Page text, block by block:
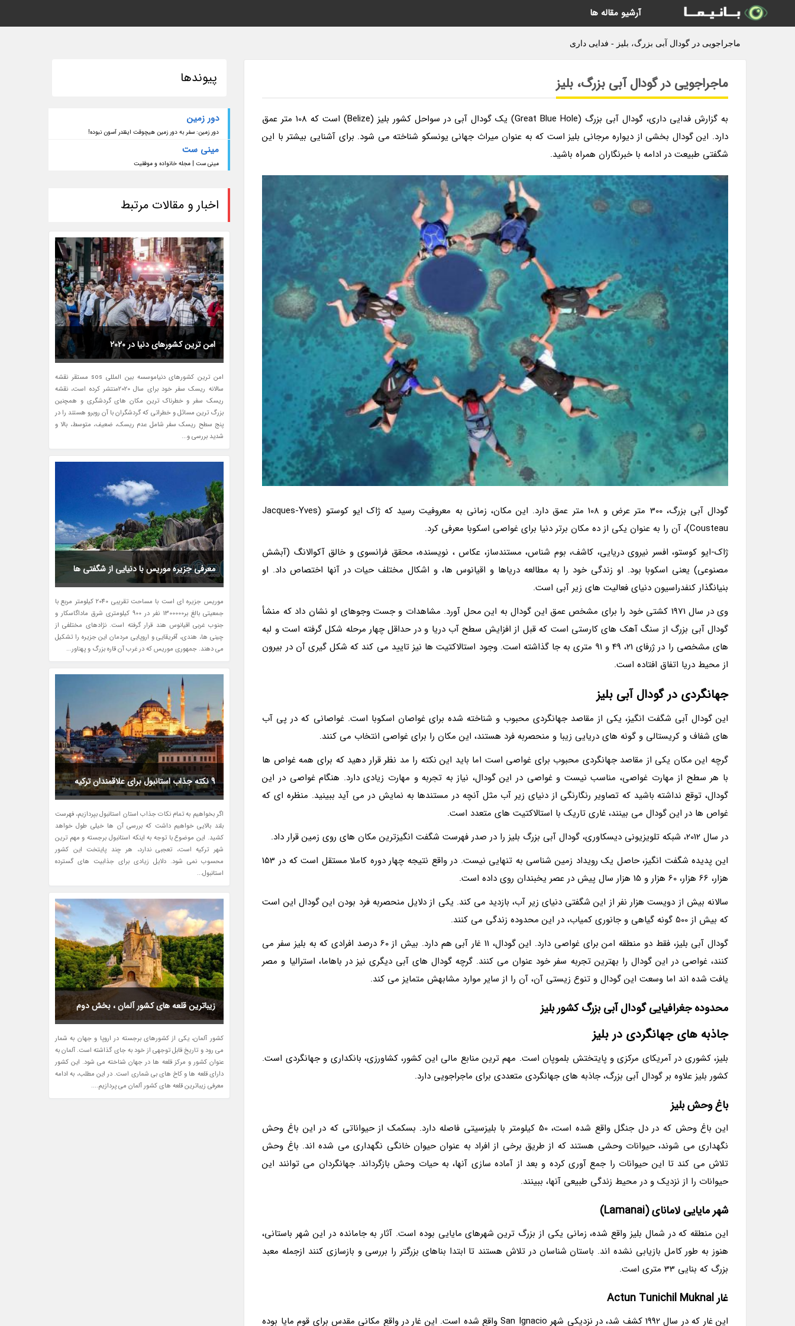
ماجراجویی در گودال آبی بزرگ، بلیز - فدایی داری
ماجراجویی در گودال آبی بزرگ، بلیز
به گزارش فدایی داری، گودال آبی بزرگ (Great Blue Hole) یک گودال آبی در سواحل کشور بلیز (Belize) است که 108 متر عمق
دارد. این گودال بخشی از دیواره مرجانی بلیز است که به عنوان میراث جهانی یونسکو شناخته می شود. برای آشنایی بیشتر با این
شگفتی طبیعت در ادامه با خبرنگاران همراه باشید.
گودال آبی بزرگ، 300 متر عرض و 108 متر عمق دارد. این مکان، زمانی به معروفیت رسید که ژاک ایو کوستو (Jacques-Yves
Cousteau)، آن را به عنوان یکی از ده مکان برتر دنیا برای غواصی اسکوبا معرفی کرد.
ژاک-ایو کوستو، افسر نیروی دریایی، کاشف، بوم شناس، مستندساز، عکاس ، نویسنده، محقق فرانسوی و خالق آکوالانگ (آبشش
مصنوعی) یعنی اسکوبا بود. او زندگی خود را به مطالعه دریاها و اقیانوس ها، و اشکال مختلف حیات در آنها اختصاص داد. او
بنیانگذار کنفدراسیون دنیای فعالیت های زیر آبی است.
وی در سال 1971 کشتی خود را برای مشخص عمق این گودال به این محل آورد. مشاهدات و جست وجوهای او نشان داد که منشأ
گودال آبی بزرگ از سنگ آهک های کارستی است که قبل از افزایش سطح آب دریا و در حداقل چهار مرحله شکل گرفته است و لبه
های مشخصی را در ژرفای 21، 49 و 91 متری به جا گذاشته است. وجود استالاکتیت ها نیز تایید می کند که شکل گیری آن در بیرون
از محیط دریا اتفاق افتاده است.
جهانگردی در گودال آبی بلیز
این گودال آبی شگفت انگیز، یکی از مقاصد جهانگردی محبوب و شناخته شده برای غواصان اسکوبا است. غواصانی که در پی آب
های شفاف و کریستالی و گونه های دریایی زیبا و منحصربه فرد هستند، این مکان را برای غواصی انتخاب می کنند.
گرچه این مکان یکی از مقاصد جهانگردی محبوب برای غواصی است اما باید این نکته را مد نظر قرار دهید که برای همه غواص ها
با هر سطح از مهارت غواصی، مناسب نیست و غواصی در این گودال، نیاز به تجربه و مهارت زیادی دارد. هنگام غواصی در این
گودال، توقع نداشته باشید که تصاویر رنگارنگی از دنیای زیر آب مثل آنچه در مستندها به نمایش در می آید ببینید. منظره ای که
غواص ها در این گودال می بینند، غاری تاریک با استالاکتیت های متعدد است.
در سال 2012، شبکه تلویزیونی دیسکاوری، گودال آبی بزرگ بلیز را در صدر فهرست شگفت انگیزترین مکان های روی زمین قرار داد.
این پدیده شگفت انگیز، حاصل یک رویداد زمین شناسی به تنهایی نیست. در واقع نتیجه چهار دوره کاملا مستقل است که در 153
هزار، 66 هزار، 60 هزار و 15 هزار سال پیش در عصر یخبندان روی داده است.
سالانه بیش از دویست هزار نفر از این شگفتی دنیای زیر آب، بازدید می کند. یکی از دلایل منحصربه فرد بودن این گودال این است
که بیش از 500 گونه گیاهی و جانوری کمیاب، در این محدوده زندگی می کنند.
گودال آبی بلیز، فقط دو منطقه امن برای غواصی دارد. این گودال، 11 غار آبی هم دارد. بیش از 60 درصد افرادی که به بلیز سفر می
کنند، غواصی در این گودال را بهترین تجربه سفر خود عنوان می کنند. گرچه گودال های آبی دیگری نیز در باهاما، استرالیا و مصر
یافت شده اند اما وسعت این گودال و تنوع زیستی آن، آن را از سایر موارد مشابهش متمایز می کند.
محدوده جغرافیایی گودال آبی بزرگ کشور بلیز
جاذبه های جهانگردی در بلیز
بلیز، کشوری در آمریکای مرکزی و پایتختش بلموپان است. مهم ترین منابع مالی این کشور، کشاورزی، بانکداری و جهانگردی است.
کشور بلیز علاوه بر گودال آبی بزرگ، جاذبه های جهانگردی متعددی برای ماجراجویی دارد.
باغ وحش بلیز
این باغ وحش که در دل جنگل واقع شده است، 50 کیلومتر با بلیزسیتی فاصله دارد. بسکمک از حیواناتی که در این باغ وحش
نگهداری می شوند، حیوانات وحشی هستند که از طریق برخی از افراد به عنوان حیوان خانگی نگهداری می شده اند. باغ وحش
تلاش می کند تا این حیوانات را جمع آوری کرده و بعد از آماده سازی آنها، به حیات وحش بازگرداند. جهانگردان می توانند این
حیوانات را از نزدیک و در محیط زندگی طبیعی آنها، ببینند.
شهر مایایی لامانای (Lamanai)
این منطقه که در شمال بلیز واقع شده، زمانی یکی از بزرگ ترین شهرهای مایایی بوده است. آثار به جامانده در این شهر باستانی،
هنوز به طور کامل بازیابی نشده اند. باستان شناسان در تلاش هستند تا ابتدا بناهای بزرگتر را بررسی و بازسازی کنند ازجمله معبد
بزرگ که بنایی 33 متری است.
غار Actun Tunichil Muknal
این غار که در سال 1992 کشف شد، در نزدیکی شهر San Ignacio واقع شده است. این غار در واقع مکانی مقدس برای قوم مایا بوده
پیوندها
دور زمین
دور زمین: سفر به دور زمین هیچوقت اینقدر آسون نبوده!
مینی ست
مینی ست | مجله خانواده و موفقیت
اخبار و مقالات مرتبط
امن ترین کشورهای دنیا در 2020
امن ترین کشورهای دنیاموسسه بین المللی sos مستقر نقشه
سالانه ریسک سفر خود برای سال 2020منتشر کرده است، نقشه
ریسک سفر و خطرناک ترین مکان های گردشگری و همچنین
بزرگ ترین مسائل و خطراتی که گردشگران با آن روبرو هستند را در
پنج سطح ریسک سفر شامل عدم ریسک، ضعیف، متوسط، بالا و
شدید بررسی و...
معرفی جزیره موریس با دنیایی از شگفتی ها
موریس جزیره ای است با مساحت تقریبی 2040 کیلومتر مربع با
جمعیتی بالغ بر1300000 نفر در 900 کیلومتری شرق ماداگاسکار و
جنوب غربی اقیانوس هند قرار گرفته است. نژادهای مختلفی از
چینی ها، هندی، آفریقایی و اروپایی مردمان این جزیره را تشکیل
می دهند. جمهوری موریس که در غرب آن قاره بزرگ و پهناور...
9 نکته جذاب استانبول برای علاقمندان ترکیه
اگر بخواهیم به تمام نکات جذاب استان استانبول بپردازیم، فهرست
بلند بالایی خواهیم داشت که بررسی آن ها خیلی طول خواهد
کشید. این موضوع با توجه به اینکه استانبول برجسته و مهم ترین
شهر ترکیه است، تعجبی ندارد، هر چند پایتخت این کشور
محسوب نمی شود. دلایل زیادی برای جذابیت های گسترده
استانبول...
زیباترین قلعه های کشور آلمان ، بخش دوم
کشور آلمان، یکی از کشورهای برجسته در اروپا و جهان به شمار
می رود و تاریخ قابل توجهی از خود به جای گذاشته است. آلمان به
عنوان کشور و مرکز قلعه ها در جهان شناخته می شود. این کشور
دارای قلعه ها و کاخ های بی شماری است. در این مطلب، به ادامه
معرفی زیباترین قلعه های کشور آلمان می پردازیم....
آرشیو مقاله ها